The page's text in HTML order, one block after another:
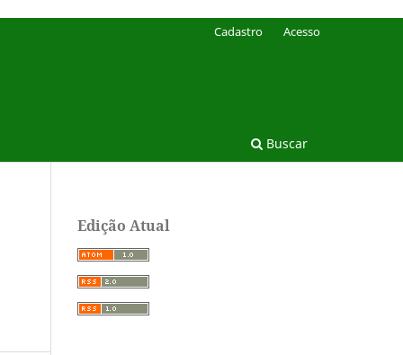
Buscar
Cadastro Acesso
Edição Atual